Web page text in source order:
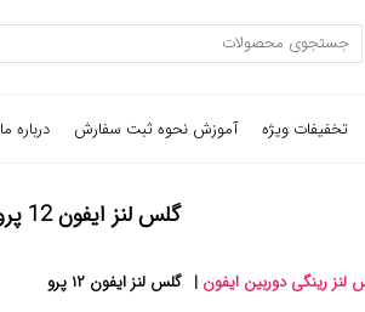
تخفیفات ویژه آموزش نحوه ثبت سفارش درباره ما
گلس لنز ایفون 12 پرو
لنز رینگی دوربین ایفون | گلس لنز ایفون ۱۲ پرو